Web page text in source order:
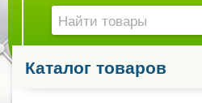
Каталог товаров